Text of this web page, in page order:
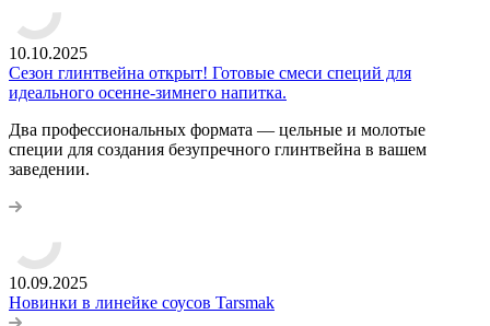
10.10.2025
Сезон глинтвейна открыт! Готовые смеси специй для
идеального осенне-зимнего напитка.
Два профессиональных формата — цельные и молотые
специи для создания безупречного глинтвейна в вашем
заведении.
10.09.2025
Новинки в линейке соусов Tarsmak